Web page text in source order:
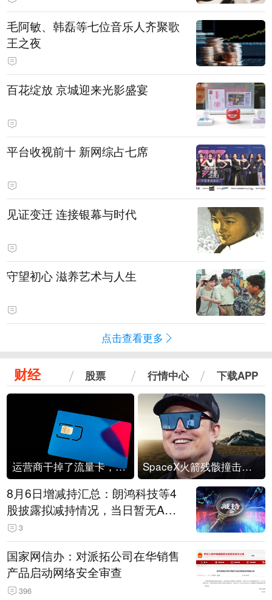
毛阿敏、韩磊等七位音乐人齐聚歌
王之夜
百花绽放 京城迎来光影盛宴
平台收视前十 新网综占七席
见证变迁 连接银幕与时代
守望初心 滋养艺术与人生
点击查看更多
财经 股票 行情中心 下载APP
运营商干掉了流量卡，他们真的玩不起了 SpaceX火箭残骸撞击月球
8月6日增减持汇总：朗鸿科技等4
股披露拟减持情况，当日暂无A股
公司披露拟增持情况（表）
3
国家网信办：对派拓公司在华销售
产品启动网络安全审查
396